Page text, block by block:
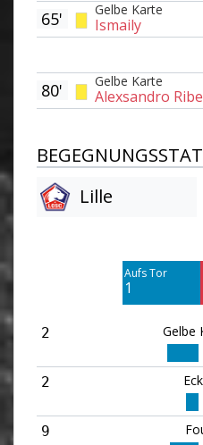
Gelbe Karte
Ismaily
65'
Gelbe Karte
Alexsandro
80'
Lille
Aufs Tor
1
2 Gelbe
2
9